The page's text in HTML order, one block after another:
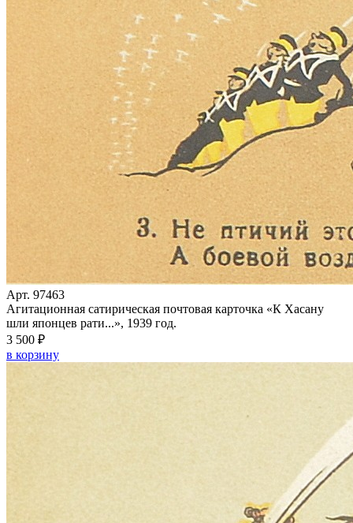
Арт. 97463
Агитационная сатирическая почтовая карточка «К Хасану
шли японцев рати...», 1939 год.
3 500 ₽
в корзину